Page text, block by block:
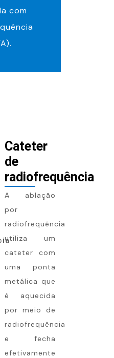
com
Cateter
de
radiofrequência
A ablação
por
radiofrequência
utiliza um
cateter com
uma ponta
metálica que
é aquecida
por meio de
radiofrequência
e fecha
efetivamente